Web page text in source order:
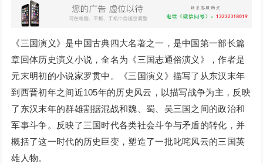
《三国演义》是中国古典四大名著之一，是中国第一部长篇
章回体历史演义小说，全名为《三国志通俗演义》，作者是
元末明初的小说家罗贯中。《三国演义》描写了从东汉末年
到西晋初年之间近105年的历史风云，以描写战争为主，反映
了东汉末年的群雄割据混战和魏、蜀、吴三国之间的政治和
军事斗争。反映了三国时代各类社会斗争与矛盾的转化，并
概括了这一时代的历史巨变，塑造了一批叱咤风云的三国英
雄人物。